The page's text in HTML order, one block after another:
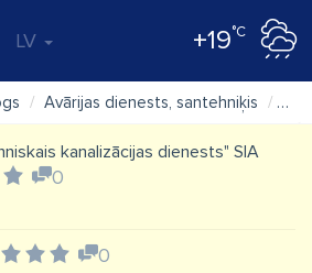
LV +19°C
Avārijas dienests, santehniķis "AS
kanalizācijas dienests" SIA
0
0